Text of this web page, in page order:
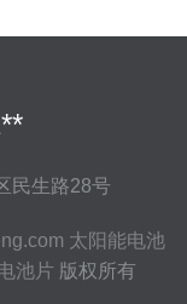
民生路28号
太阳能电池
池片 版权所有